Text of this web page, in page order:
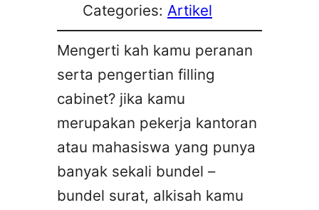
Categories: Artikel
Mengerti kah kamu peranan
serta pengertian filling
cabinet? jika kamu
merupakan pekerja kantoran
atau mahasiswa yang punya
banyak sekali bundel –
bundel surat, alkisah kamu